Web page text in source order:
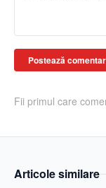
Postează
Fii primul care
Articole similare